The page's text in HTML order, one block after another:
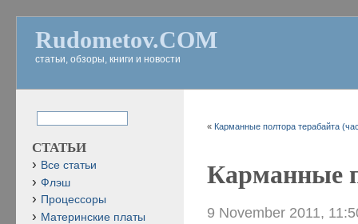
Rudometov.COM
статьи, обзоры, книги и новости
« Карманные полтора терабайта
Карманные
9 November 2011,
СТАТЬИ
Все статьи
Флэш
Процессоры
Материнские платы